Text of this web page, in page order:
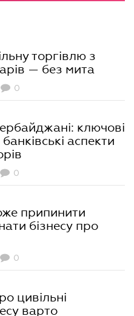
торгівлю з
— без мита
0
ключові
аcпекти
0
припинити
бізнесу про
0
цивільні
варто